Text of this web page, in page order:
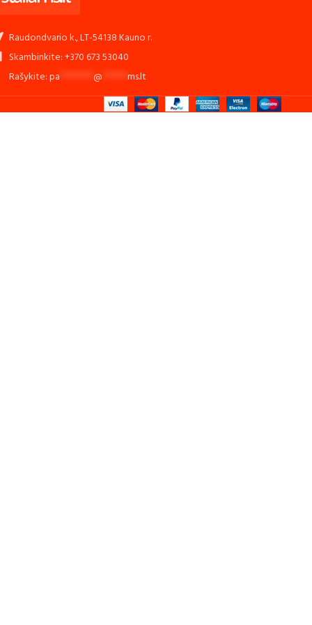
Raudondvario k., LT-54138 Kauno r.
Skambinkite: +370 673 53040
Rašykite:pa ******** @ ****** ms.lt